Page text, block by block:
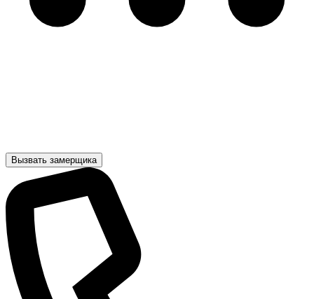
Вызвать замерщика